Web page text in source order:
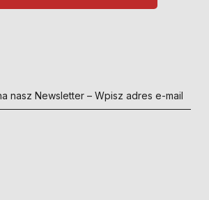
nasz Newsletter – Wpisz adres e-mail